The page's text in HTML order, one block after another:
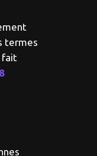
termes
fait
8